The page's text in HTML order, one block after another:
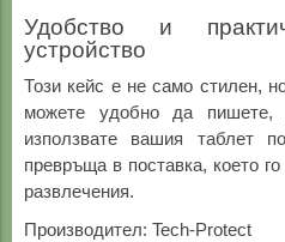
Удобство и
устройство
Този кейс е не само стилен,
можете удобно да
използвате вашия таблет
превръща в поставка, което
развлечения.
Производител: Tech-Protect